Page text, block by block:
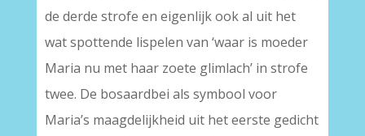
de derde strofe en eigenlijk ook al uit het
wat spottende lispelen van ‘waar is moeder
Maria nu met haar zoete glimlach’ in strofe
twee. De bosaardbei als symbool voor
Maria’s maagdelijkheid uit het eerste gedicht